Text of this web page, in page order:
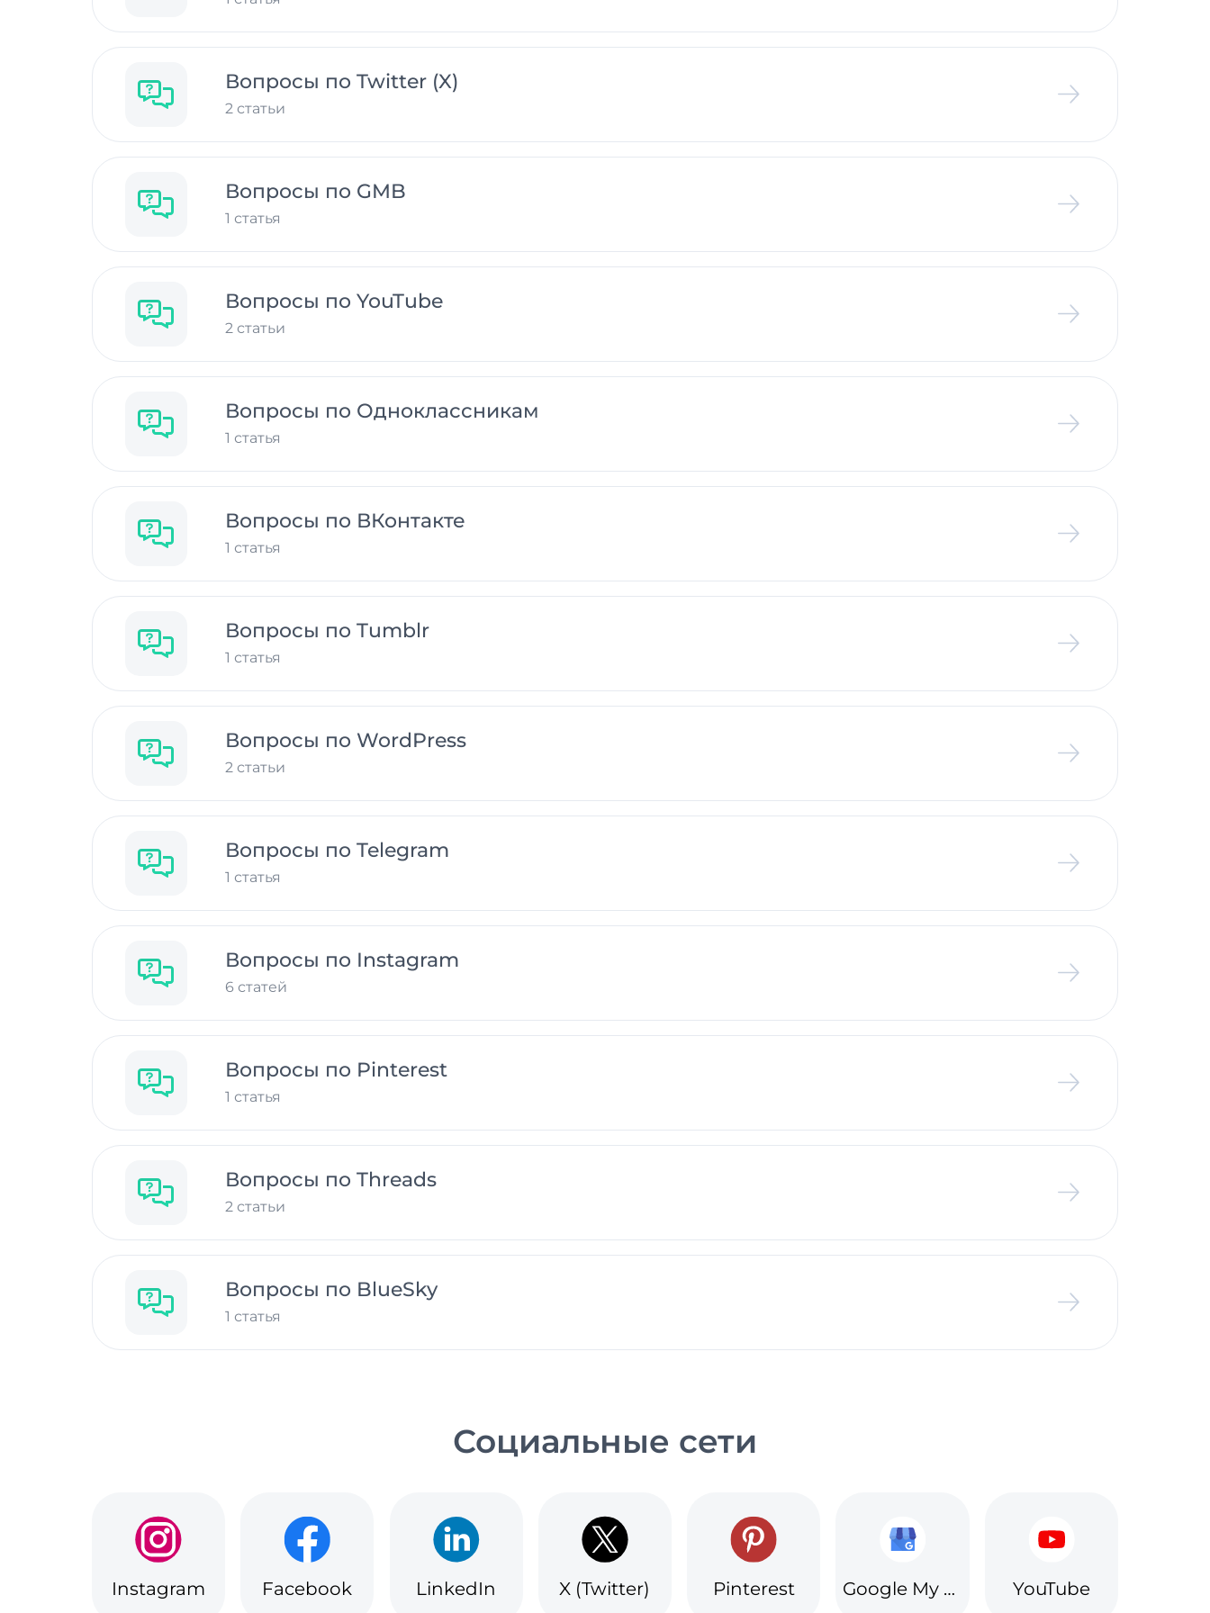
Вопросы по Twitter (X)
2 статьи
Вопросы по GMB
1 статья
Вопросы по YouTube
2 статьи
Вопросы по Одноклассникам
1 статья
Вопросы по ВКонтакте
1 статья
Вопросы по Tumblr
1 статья
Вопросы по WordPress
2 статьи
Вопросы по Telegram
1 статья
Вопросы по Instagram
6 статей
Вопросы по Pinterest
1 статья
Вопросы по Threads
2 статьи
Вопросы по BlueSky
1 статья
Социальные сети
Instagram Facebook LinkedIn X (Twitter) Pinterest Google My Business YouTube